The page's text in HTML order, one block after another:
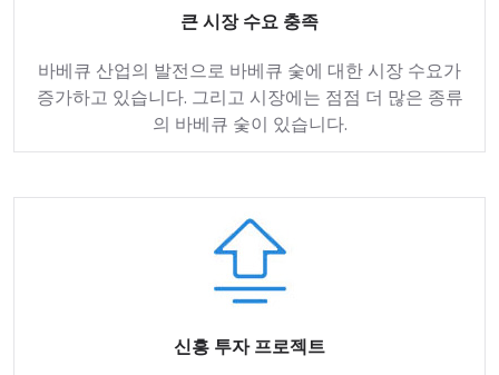
큰 시장 수요 충족
바베큐 산업의 발전으로 바베큐 숯에 대한 시장 수요가
증가하고 있습니다. 그리고 시장에는 점점 더 많은 종류
의 바베큐 숯이 있습니다.
신흥 투자 프로젝트